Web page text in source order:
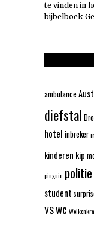
te vinden in
bijbelboek
ambulance
diefstal
hotel inbreker
kinderen kip
pinguin politie
student
VSwc